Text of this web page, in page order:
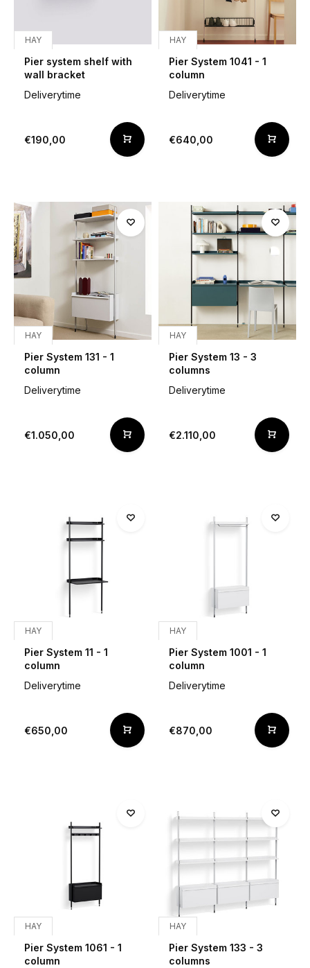
HAY
Pier system shelf with
wall bracket
Deliverytime
€190,00
HAY
Pier System 1041 - 1
column
Deliverytime
€640,00
HAY
Pier System 131 - 1
column
Deliverytime
€1.050,00
HAY
Pier System 13 - 3
columns
Deliverytime
€2.110,00
HAY
Pier System 11 - 1
column
Deliverytime
€650,00
HAY
Pier System 1001 - 1
column
Deliverytime
€870,00
HAY
Pier System 1061 - 1
column
HAY
Pier System 133 - 3
columns